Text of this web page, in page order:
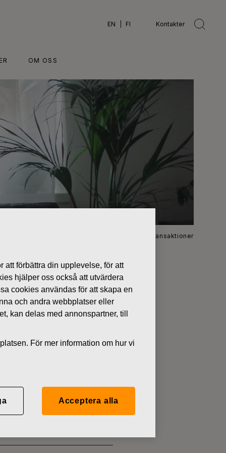
EN FI Kontakter
OM OSS
Fiskars Oyj Abp – Anmälan om ledningens transaktioner
att förbättra din upplevelse, för att
hjälper oss också att utvärdera
cookies användas för att skapa en
och andra webbplatser eller
kan delas med annonspartner, till
För mer information om hur vi
Acceptera alla